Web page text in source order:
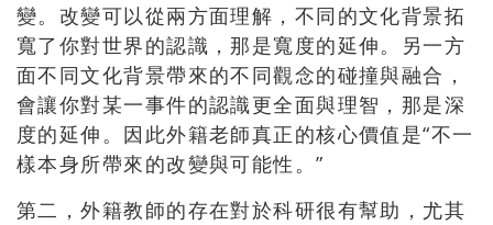
變。改變可以從兩方面理解，不同的文化背景拓
寬了你對世界的認識，那是寬度的延伸。另一方
面不同文化背景帶來的不同觀念的碰撞與融合，
會讓你對某一事件的認識更全面與理智，那是深
度的延伸。因此外籍老師真正的核心價值是“不一
樣本身所帶來的改變與可能性。”
第二，外籍教師的存在對於科研很有幫助，尤其